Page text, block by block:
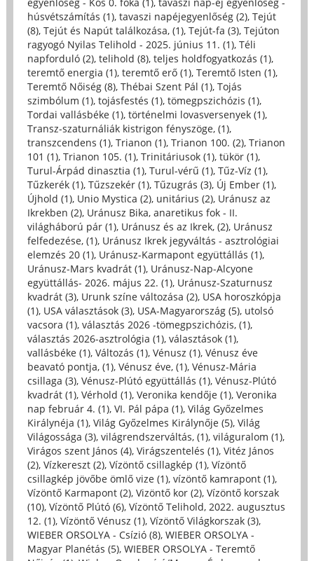
húsvétszámítás (1), tavaszi napéjegyenlőség (2), Tejút
(8), Tejút és Napút találkozása, (1), Tejút-fa (3), Tejúton
ragyogó Nyilas Telihold - 2025. június 11. (1), Téli
napforduló (2), telihold (8), teljes holdfogyatkozás (1),
teremtő energia (1), teremtő erő (1), Teremtő Isten (1),
Teremtő Nőiség (8), Thébai Szent Pál (1), Tojás
szimbólum (1), tojásfestés (1), tömegpszichózis (1),
Tordai vallásbéke (1), történelmi lovasversenyek (1),
Transz-szaturnáliák kistrigon fényszöge, (1),
transzcendens (1), Trianon (1), Trianon 100. (2), Trianon
101 (1), Trianon 105. (1), Trinitáriusok (1), tükör (1),
Turul-Árpád dinasztia (1), Turul-vérű (1), Tűz-Víz (1),
Tűzkerék (1), Tűzszekér (1), Tűzugrás (3), Új Ember (1),
Újhold (1), Unio Mystica (2), unitárius (2), Uránusz az
Ikrekben (2), Uránusz Bika, anaretikus fok - II.
világháború pár (1), Uránusz és az Ikrek, (2), Uránusz
felfedezése, (1), Uránusz Ikrek jegyváltás - asztrológiai
elemzés 20 (1), Uránusz-Karmapont együttállás (1),
Uránusz-Mars kvadrát (1), Uránusz-Nap-Alcyone
együttállás- 2026. május 22. (1), Uránusz-Szaturnusz
kvadrát (3), Urunk színe változása (2), USA horoszkópja
(1), USA választások (3), USA-Magyarország (5), utolsó
vacsora (1), választás 2026 -tömegpszichózis, (1),
választás 2026-asztrológia (1), választások (1),
vallásbéke (1), Változás (1), Vénusz (1), Vénusz éve
beavató pontja, (1), Vénusz éve, (1), Vénusz-Mária
csillaga (3), Vénusz-Plútó együttállás (1), Vénusz-Plútó
kvadrát (1), Vérhold (1), Veronika kendője (1), Veronika
nap február 4. (1), VI. Pál pápa (1), Világ Győzelmes
Királynéja (1), Világ Győzelmes Királynője (5), Világ
Világossága (3), világrendszerváltás, (1), világuralom (1),
Virágos szent János (4), Virágszentelés (1), Vitéz János
(2), Vízkereszt (2), Vízöntő csillagkép (1), Vízöntő
csillagkép jövőbe ömlő vize (1), vízöntő kamrapont (1),
Vízöntő Karmapont (2), Vizöntő kor (2), Vízöntő korszak
(10), Vízöntő Plútó (6), Vízöntő Telihold, 2022. augusztus
12. (1), Vízöntő Vénusz (1), Vízöntő Világkorszak (3),
WIEBER ORSOLYA - Csízió (8), WIEBER ORSOLYA -
Magyar Planétás (5), WIEBER ORSOLYA - Teremtő